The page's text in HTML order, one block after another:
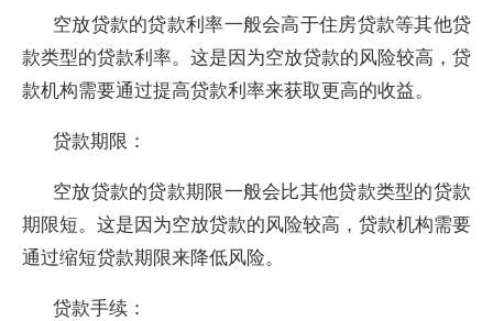
空放贷款的贷款利率一般会高于住房贷款等其他贷
款类型的贷款利率。这是因为空放贷款的风险较高，贷
款机构需要通过提高贷款利率来获取更高的收益。
贷款期限：
空放贷款的贷款期限一般会比其他贷款类型的贷款
期限短。这是因为空放贷款的风险较高，贷款机构需要
通过缩短贷款期限来降低风险。
贷款手续：